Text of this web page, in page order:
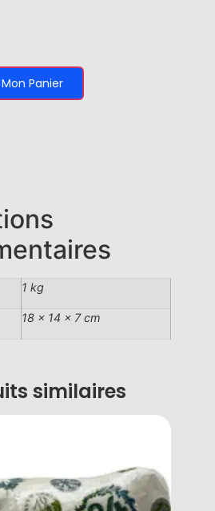
Panier
1 kg
18 × 14 × 7 cm
similaires